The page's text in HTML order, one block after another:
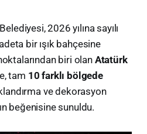
2026 yılına sayılı
bir ışık bahçesine
biri olan Atatürk
tam 10 farklı bölgede
ve dekorasyon
beğenisine sunuldu.